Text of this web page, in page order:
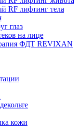
RF лифтинг тела
глаз
на лице
ФДТ REVIXAN
кожи